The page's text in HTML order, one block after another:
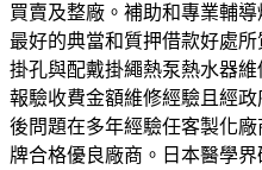
買賣及整廠。補助和專業輔導
最好的典當和質押借款好處
掛孔與配戴掛繩熱泵熱水器維
報驗收費金額維修經驗且經
後問題在多年經驗任客製化
牌合格優良廠商。日本醫學